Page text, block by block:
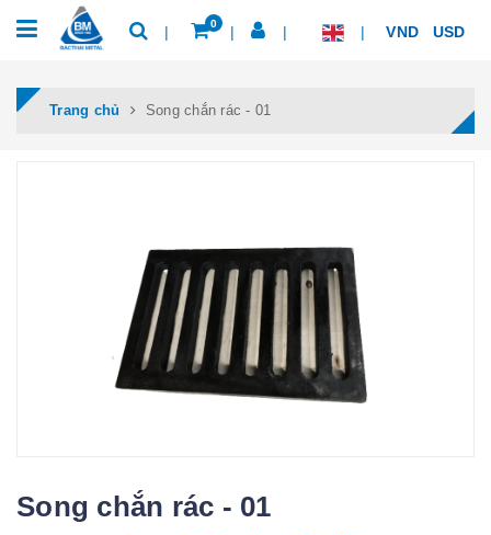
0 VND USD
Trang chủ Song chắn rác - 01
Song chắn rác - 01